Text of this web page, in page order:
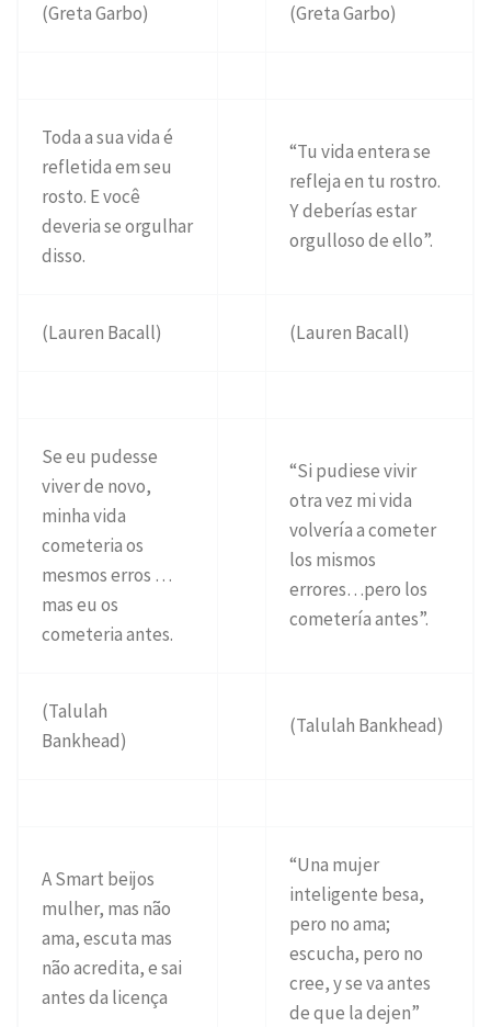
(Greta Garbo) (Greta Garbo)
Toda a sua vida é
refletida em seu
rosto. E você
deveria se orgulhar
disso.
“Tu vida entera se
refleja en tu rostro.
Y deberías estar
orgulloso de ello”.
(Lauren Bacall) (Lauren Bacall)
Se eu pudesse
viver de novo,
minha vida
cometeria os
mesmos erros …
mas eu os
cometeria antes.
“Si pudiese vivir
otra vez mi vida
volvería a cometer
los mismos
errores…pero los
cometería antes”.
(Talulah
Bankhead)
(Talulah Bankhead)
A Smart beijos
mulher, mas não
ama, escuta mas
não acredita, e sai
antes da licença
“Una mujer
inteligente besa,
pero no ama;
escucha, pero no
cree, y se va antes
de que la dejen”